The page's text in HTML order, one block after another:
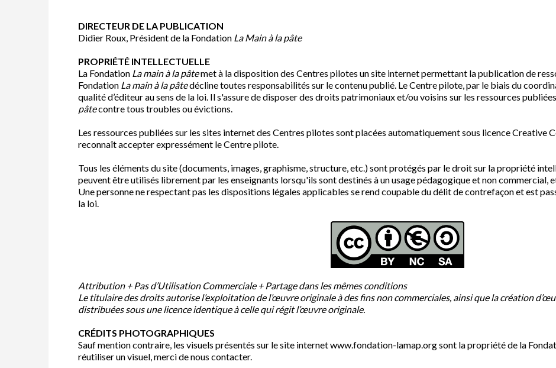
DIRECTEUR DE LA PUBLICATION
Didier Roux, Président de la Fondation La Main à la pâte
PROPRIÉTÉ INTELLECTUELLE
La Fondation La main à la pâtemet à la disposition des Centres pilotes un site internet permettant la publication de
Fondation La main à la pâtedécline toutes responsabilités sur le contenu publié. Le Centre pilote, par le biais du
qualité d’éditeur au sens de la loi. Il s'assure de disposer des droits patrimoniaux et/ou voisins sur les ressources
pâtecontre tous troubles ou évictions.
Les ressources publiées sur les sites internet des Centres pilotes sont placées automatiquement sous licence Creative
reconnaît accepter expressément le Centre pilote.
Tous les éléments du site (documents, images, graphisme, structure, etc.) sont protégés par le droit sur la propriété
peuvent être utilisés librement par les enseignants lorsqu'ils sont destinés à un usage pédagogique et non commercial,
Une personne ne respectant pas les dispositions légales applicables se rend coupable du délit de contrefaçon et est
la loi.
Attribution + Pas d’Utilisation Commerciale + Partage dans les mêmes conditions
Le titulaire des droits autorise l’exploitation de l’œuvre originale à des fins non commerciales, ainsi que la création
distribuées sous une licence identique à celle qui régit l’œuvre originale.
CRÉDITS PHOTOGRAPHIQUES
Sauf mention contraire, les visuels présentés sur le site internet www.fondation-lamap.org sont la propriété de la
réutiliser un visuel, merci de nous contacter.